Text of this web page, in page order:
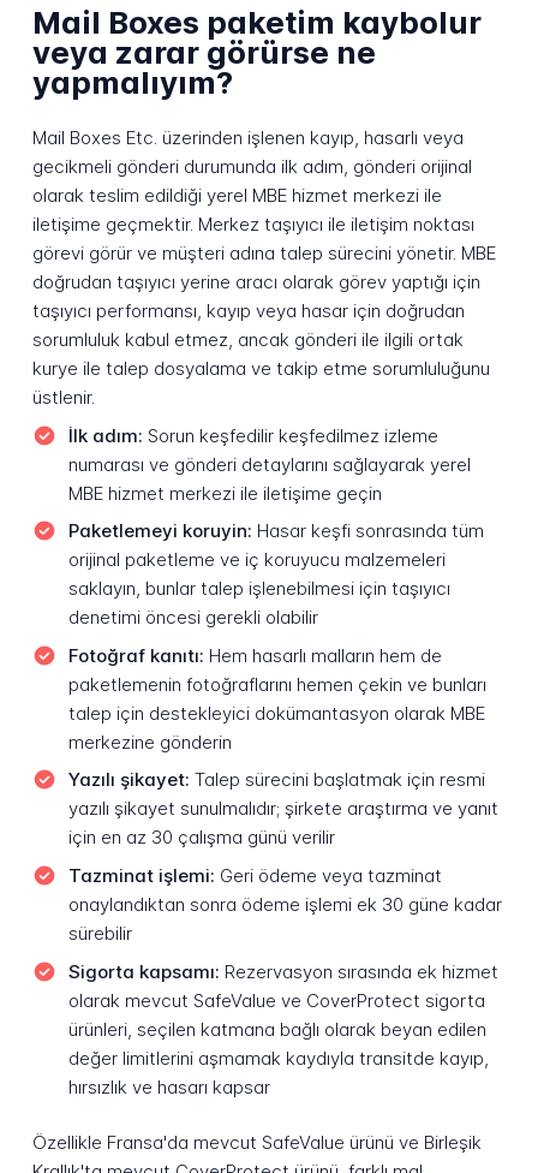
Mail Boxes paketim kaybolur
veya zarar görürse ne
yapmalıyım?
Mail Boxes Etc. üzerinden işlenen kayıp, hasarlı veya
gecikmeli gönderi durumunda ilk adım, gönderi orijinal
olarak teslim edildiği yerel MBE hizmet merkezi ile
iletişime geçmektir. Merkez taşıyıcı ile iletişim noktası
görevi görür ve müşteri adına talep sürecini yönetir. MBE
doğrudan taşıyıcı yerine aracı olarak görev yaptığı için
taşıyıcı performansı, kayıp veya hasar için doğrudan
sorumluluk kabul etmez, ancak gönderi ile ilgili ortak
kurye ile talep dosyalama ve takip etme sorumluluğunu
üstlenir.
İlk adım: Sorun keşfedilir keşfedilmez izleme
numarası ve gönderi detaylarını sağlayarak yerel
MBE hizmet merkezi ile iletişime geçin
Paketlemeyi koruyin: Hasar keşfi sonrasında tüm
orijinal paketleme ve iç koruyucu malzemeleri
saklayın, bunlar talep işlenebilmesi için taşıyıcı
denetimi öncesi gerekli olabilir
Fotoğraf kanıtı: Hem hasarlı malların hem de
paketlemenin fotoğraflarını hemen çekin ve bunları
talep için destekleyici dokümantasyon olarak MBE
merkezine gönderin
Yazılı şikayet: Talep sürecini başlatmak için resmi
yazılı şikayet sunulmalıdır; şirkete araştırma ve yanıt
için en az 30 çalışma günü verilir
Tazminat işlemi: Geri ödeme veya tazminat
onaylandıktan sonra ödeme işlemi ek 30 güne kadar
sürebilir
Sigorta kapsamı: Rezervasyon sırasında ek hizmet
olarak mevcut SafeValue ve CoverProtect sigorta
ürünleri, seçilen katmana bağlı olarak beyan edilen
değer limitlerini aşmamak kaydıyla transitde kayıp,
hırsızlık ve hasarı kapsar
Özellikle Fransa'da mevcut SafeValue ürünü ve Birleşik